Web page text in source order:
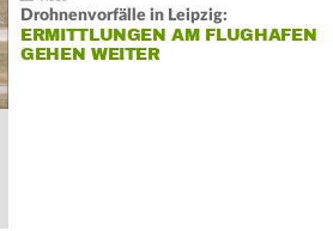
Drohnenvorfälle in Leipzig:
ERMITTLUNGEN AM FLUGHAFEN
GEHEN WEITER